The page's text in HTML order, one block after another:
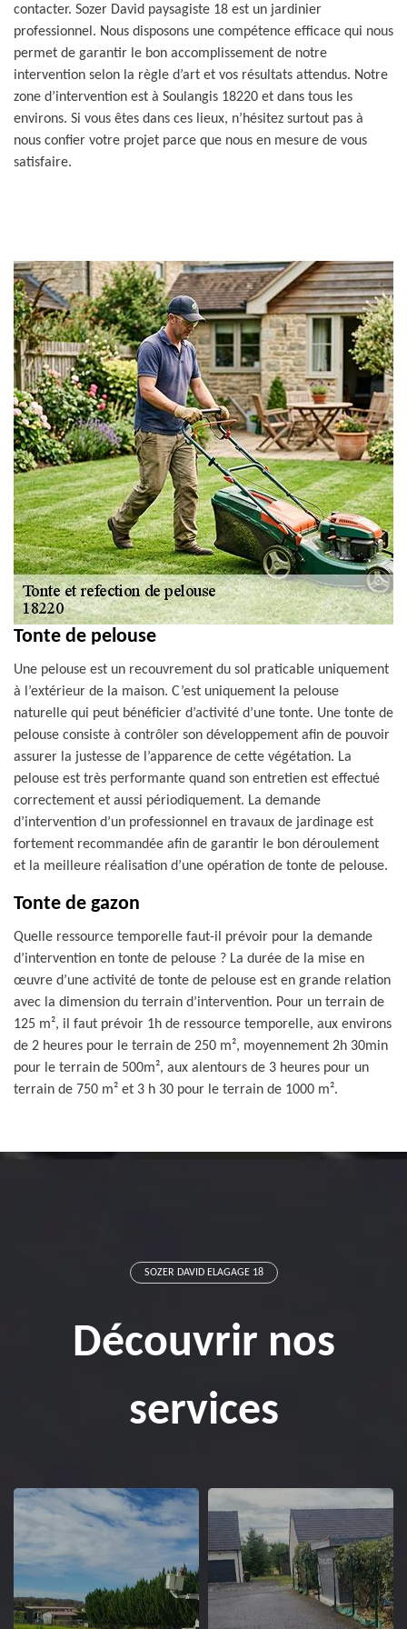
contacter. Sozer David paysagiste 18 est un jardinier
professionnel. Nous disposons une compétence efficace qui nous
permet de garantir le bon accomplissement de notre
intervention selon la règle d’art et vos résultats attendus. Notre
zone d’intervention est à Soulangis 18220 et dans tous les
environs. Si vous êtes dans ces lieux, n’hésitez surtout pas à
nous confier votre projet parce que nous en mesure de vous
satisfaire.
Tonte de pelouse
Une pelouse est un recouvrement du sol praticable uniquement
à l’extérieur de la maison. C’est uniquement la pelouse
naturelle qui peut bénéficier d’activité d’une tonte. Une tonte de
pelouse consiste à contrôler son développement afin de pouvoir
assurer la justesse de l’apparence de cette végétation. La
pelouse est très performante quand son entretien est effectué
correctement et aussi périodiquement. La demande
d’intervention d’un professionnel en travaux de jardinage est
fortement recommandée afin de garantir le bon déroulement
et la meilleure réalisation d’une opération de tonte de pelouse.
Tonte de gazon
Quelle ressource temporelle faut-il prévoir pour la demande
d’intervention en tonte de pelouse ? La durée de la mise en
œuvre d’une activité de tonte de pelouse est en grande relation
avec la dimension du terrain d’intervention. Pour un terrain de
125 m², il faut prévoir 1h de ressource temporelle, aux environs
de 2 heures pour le terrain de 250 m², moyennement 2h 30min
pour le terrain de 500m², aux alentours de 3 heures pour un
terrain de 750 m² et 3 h 30 pour le terrain de 1000 m².
SOZER DAVID ELAGAGE 18
Découvrir nos
services